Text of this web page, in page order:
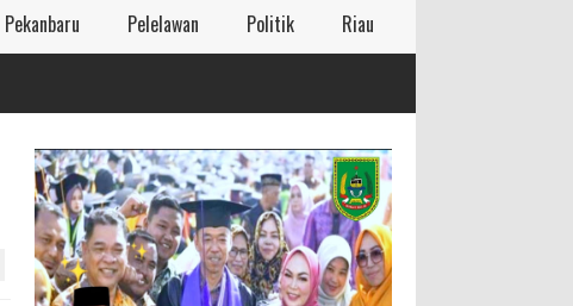
Pekanbaru Pelelawan Politik Riau